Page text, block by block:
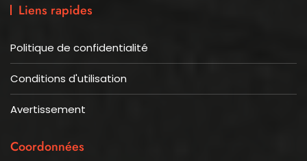
Liens rapides
Politique de confidentialité
Conditions d'utilisation
Avertissement
Coordonnées